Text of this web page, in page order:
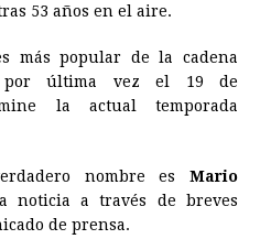
e
r
e
I
l
t
i
k
53 años en el aire.
más popular de la cadena
por última vez el 19 de
la actual temporada
nombre es Mario
noticia a través de breves
de prensa.